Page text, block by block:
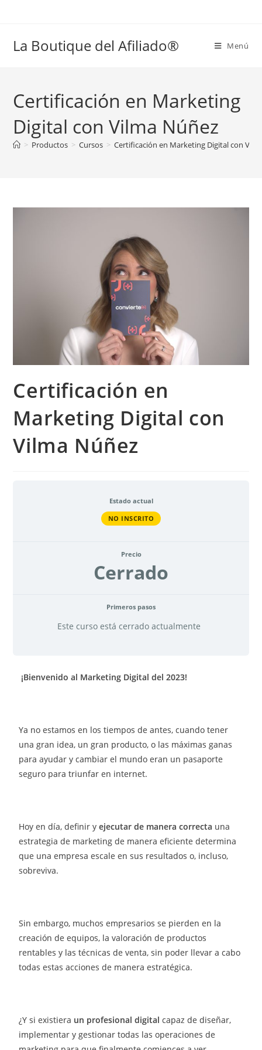
La Boutique del Afiliado® Menú
Certificación en Marketing
Digital con Vilma Núñez
> Productos > Cursos > Certificación en Marketing Digital con
Certificación en
Marketing Digital con
Vilma Núñez
Estado actual
NO INSCRITO
Precio
Cerrado
Primeros pasos
Este curso está cerrado actualmente
¡Bienvenido al Marketing Digital del 2023!
Ya no estamos en los tiempos de antes, cuando tener
una gran idea, un gran producto, o las máximas ganas
para ayudar y cambiar el mundo eran un pasaporte
seguro para triunfar en internet.
Hoy en día, definir yejecutar de manera correcta una
estrategia de marketing de manera eficientedetermina
que una empresa escale en sus resultados o, incluso,
sobreviva.
Sin embargo, muchos empresarios se pierden en la
creación de equipos, la valoración de productos
rentables y las técnicas de venta, sin poder llevar a cabo
todas estas acciones de manera estratégica.
¿Y si existiera un profesional digital capaz de diseñar,
implementar y gestionar todas las operaciones de